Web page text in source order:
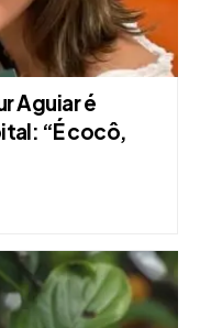
Aguiar é
“É cocô,